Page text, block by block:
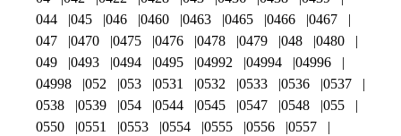
044
045 046 0460 0463 0465 0466
0467
047
0470 0475 0476 0478 0479 048
0480
049
0493 0494 0495 04992 04994
04996
04998
052 053 0531 0532 0533 0536
0537
0538
0539 054 0544 0545 0547 0548
055
0550
0551 0553 0554 0555 0556
0557